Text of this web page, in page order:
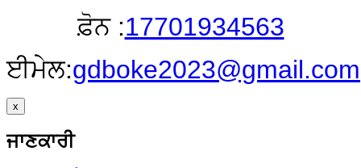
ਫ਼ੋਨ :17701934563
ਈਮੇਲ:gdboke2023@gmail.com
x
ਜਾਣਕਾਰੀ